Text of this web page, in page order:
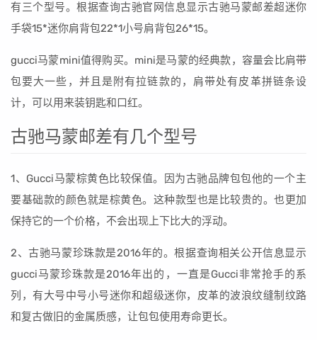
有三个型号。根据查询古驰官网信息显示古驰马蒙邮差超迷你
手袋15*迷你肩背包22*1小号肩背包26*15。
gucci马蒙mini值得购买。mini是马蒙的经典款，容量会比肩带
包要大一些，并且是附有拉链款的，肩带处有皮革拼链条设
计，可以用来装钥匙和口红。
古驰马蒙邮差有几个型号
1、Gucci马蒙棕黄色比较保值。因为古驰品牌包包他的一个主
要基础款的颜色就是棕黄色。这种款型也是比较贵的。也更加
保持它的一个价格，不会出现上下比大的浮动。
2、古驰马蒙珍珠款是2016年的。根据查询相关公开信息显示
gucci马蒙珍珠款是2016年出的，一直是Gucci非常抢手的系
列，有大号中号小号迷你和超级迷你，皮革的波浪纹缝制纹路
和复古做旧的金属质感，让包包使用寿命更长。